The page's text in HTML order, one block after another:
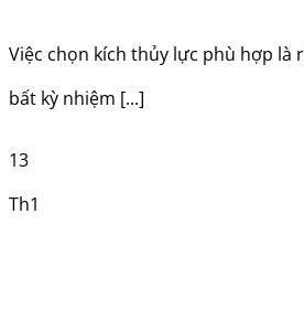
Việc chọn kích thủy lực phù hợp là
bất kỳ nhiệm [...]
13
Th1